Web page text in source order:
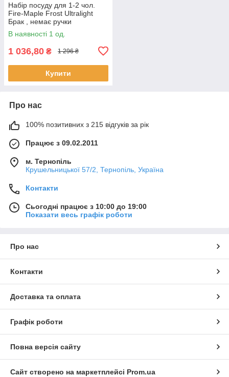
Набір посуду для 1-2 чол.
Fire-Maple Frost Ultralight
Брак , немає ручки
В наявності 1 од.
1 036,80 ₴ 1 296 ₴
Купити
Про нас
100% позитивних з 215 відгуків за рік
Працює з 09.02.2011
м. Тернопіль
Крушельницької 57/2, Тернопіль, Україна
Контакти
Сьогодні працює з 10:00 до 19:00
Показати весь графік роботи
Про нас
Контакти
Доставка та оплата
Графік роботи
Повна версія сайту
Сайт створено на маркетплейсі Prom.ua